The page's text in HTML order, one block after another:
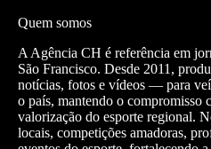
Quem somos
A Agência CH é referência em
São Francisco. Desde 2011,
notícias, fotos e vídeos — para
o país, mantendo o compromisso
valorização do esporte regional.
locais, competições amadoras,